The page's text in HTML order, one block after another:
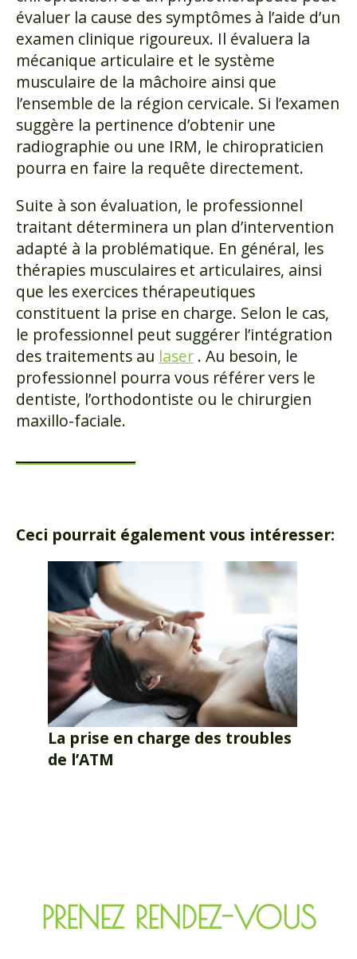
évaluer la cause des symptômes à l’aide d’un
examen clinique rigoureux. Il évaluera la
mécanique articulaire et le système
musculaire de la mâchoire ainsi que
l’ensemble de la région cervicale. Si l’examen
suggère la pertinence d’obtenir une
radiographie ou une IRM, le chiropraticien
pourra en faire la requête directement.
Suite à son évaluation, le professionnel
traitant déterminera un plan d’intervention
adapté à la problématique. En général, les
thérapies musculaires et articulaires, ainsi
que les exercices thérapeutiques
constituent la prise en charge. Selon le cas,
le professionnel peut suggérer l’intégration
des traitements au laser . Au besoin, le
professionnel pourra vous référer vers le
dentiste, l’orthodontiste ou le chirurgien
maxillo-faciale.
Ceci pourrait également vous intéresser:
La prise en charge des troubles
de l’ATM
PRENEZ RENDEZ-VOUS